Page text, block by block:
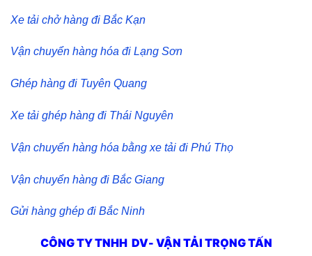
Xe tải chở hàng đi Bắc Kạn
Vận chuyển hàng hóa đi Lạng Sơn
Ghép hàng đi Tuyên Quang
Xe tải ghép hàng đi Thái Nguyên
Vận chuyển hàng hóa bằng xe tải đi Phú Thọ
Vận chuyển hàng đi Bắc Giang
Gửi hàng ghép đi Bắc Ninh
CÔNG TY TNHH DV- VẬN TẢI TRỌNG TẤN